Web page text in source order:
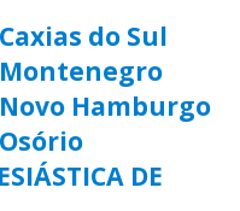
do Sul
Hamburgo
DE